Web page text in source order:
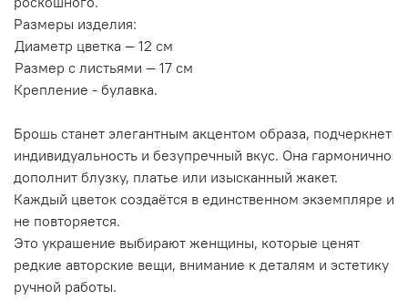
Размеры изделия:
Диаметр цветка — 12 см
Размер с листьями — 17 см
Крепление - булавка.
Брошь станет элегантным акцентом образа, подчеркнет
индивидуальность и безупречный вкус. Она гармонично
дополнит блузку, платье или изысканный жакет.
Каждый цветок создаётся в единственном экземпляре и
не повторяется.
Это украшение выбирают женщины, которые ценят
редкие авторские вещи, внимание к деталям и эстетику
ручной работы.